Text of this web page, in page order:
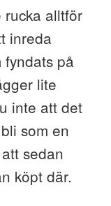
rucka alltför
inreda
fyndats på
lite
inte att det
som en
sedan
köpt där.